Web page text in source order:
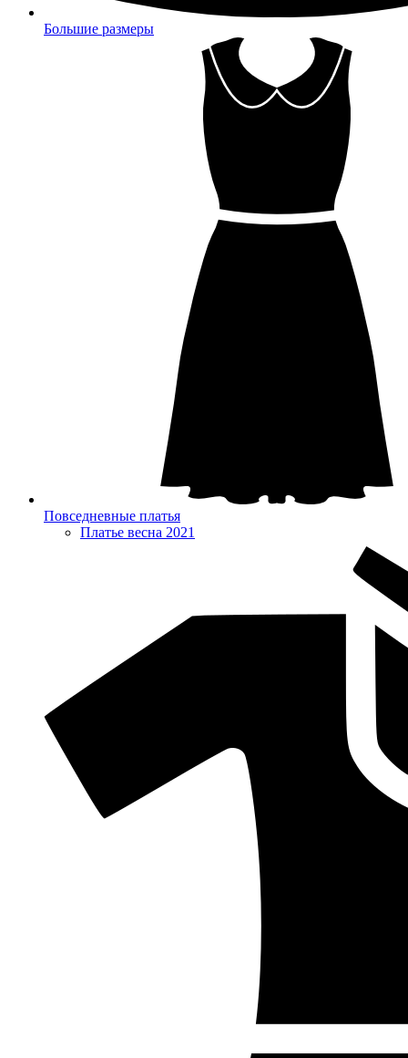
Большие размеры
Повседневные платья
Платье весна 2021